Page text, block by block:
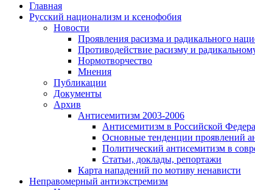
Главная
Русский национализм и ксенофобия
Новости
Проявления расизма и радикального
Противодействие расизму и
Нормотворчество
Мнения
Публикации
Документы
Архив
Антисемитизм 2003-2006
Антисемитизм в Российской
Основные тенденции проявлений
Политический антисемитизм в
Статьи, доклады, репортажи
Карта нападений по мотиву ненависти
Неправомерный антиэкстремизм